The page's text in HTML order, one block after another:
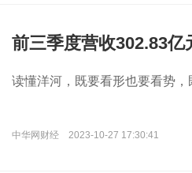
前三季度营收302.83
读懂洋河，既要看形也要看势，
中华网财经 2023-10-27 17:30:41